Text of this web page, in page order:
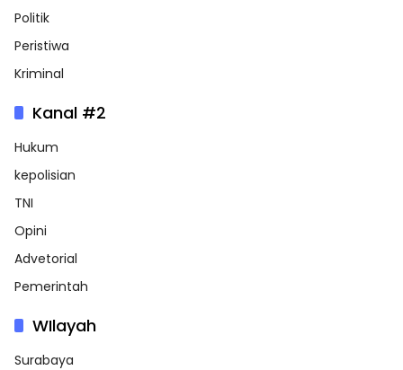
Politik
Peristiwa
Kriminal
Kanal #2
Hukum
kepolisian
TNI
Opini
Advetorial
Pemerintah
WIlayah
Surabaya